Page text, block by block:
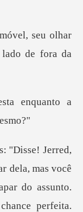
seu olhar
enquanto a
do assunto.
perfeita.